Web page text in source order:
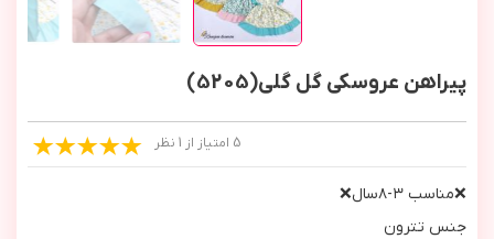
پیراهن عروسکی گل گلی(5205)
5 امتیاز از 1 نظر
❌مناسب ٣-٨سال❌
جنس تترون